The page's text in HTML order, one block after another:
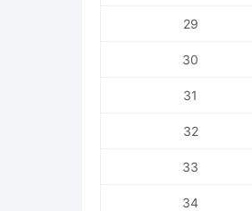
29
30
31
32
33
34